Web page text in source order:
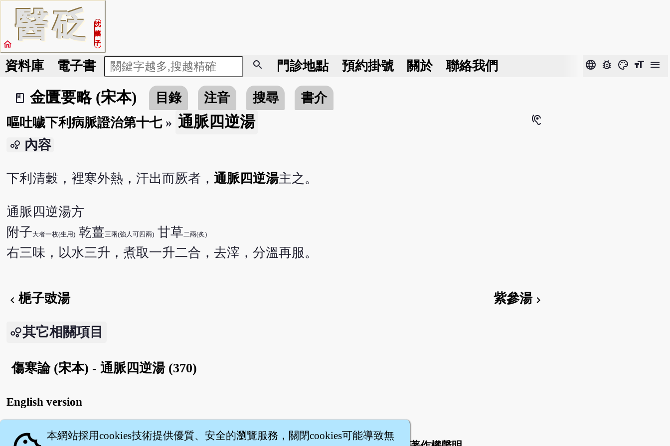
醫砭
沈
藥
子
home
資料庫 電子書 search 門診地點 預約掛號 關於 聯絡我們 language bug_report color_lens format_size menu
book_2
金匱要略 (宋本) 目錄 注音 搜尋
書介
嘔吐噦下利病脈證治第十七» 通脈四逆湯 hearing
bubble_chart 內容
下利清穀，裡寒外熱，汗出而厥者， 通脈四逆湯主之。
通脈四逆湯方
附子大者一枚(生用)乾薑三兩(強人可四兩)甘草二兩(炙)
右三味，以水三升，煮取一升二合，去滓，分溫再服。
chevron_left 梔子豉湯 紫參湯chevron_right
其它相關項目
傷寒論 (宋本) - 通脈四逆湯 (370)
English version
本網站採用cookies技術提供優質、安全的瀏覽服務，關閉cookies可能導致無